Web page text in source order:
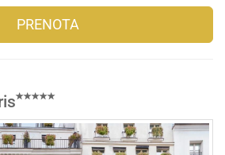
PRENOTA